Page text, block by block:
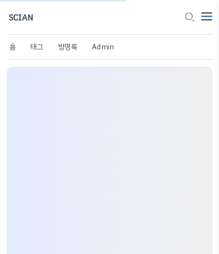
SCIAN
홈 태그 방명록 Admin